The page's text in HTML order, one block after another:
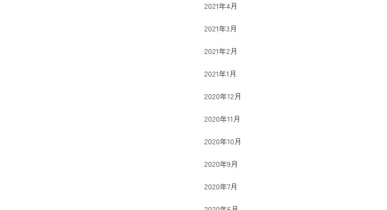
2021年4月
2021年3月
2021年2月
2021年1月
2020年12月
2020年11月
2020年10月
2020年9月
2020年7月